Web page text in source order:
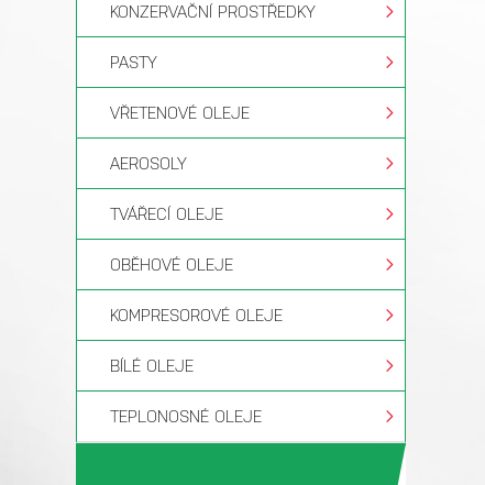
KONZERVAČNÍ PROSTŘEDKY
PASTY
VŘETENOVÉ OLEJE
AEROSOLY
TVÁŘECÍ OLEJE
OBĚHOVÉ OLEJE
KOMPRESOROVÉ OLEJE
BÍLÉ OLEJE
TEPLONOSNÉ OLEJE